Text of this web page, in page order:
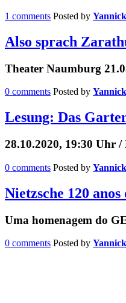
1 comments Posted by
Also sprach
Theater Naumburg
0 comments Posted by
Lesung: Das
28.10.2020, 19:30 Uhr
0 comments Posted by
Nietzsche 120
Uma homenagem do
0 comments Posted by